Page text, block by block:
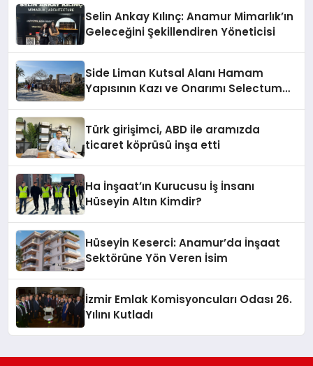
Selin Ankay Kılınç: Anamur Mimarlık’ın
Geleceğini Şekillendiren Yöneticisi
Side Liman Kutsal Alanı Hamam
Yapısının Kazı ve Onarımı Selectum
Türk girişimci, ABD ile aramızda
ticaret köprüsü inşa etti
Ha İnşaat’ın Kurucusu İş İnsanı
Hüseyin Altın Kimdir?
Hüseyin Keserci: Anamur’da İnşaat
Sektörüne Yön Veren İsim
İzmir Emlak Komisyoncuları Odası 26.
Yılını Kutladı